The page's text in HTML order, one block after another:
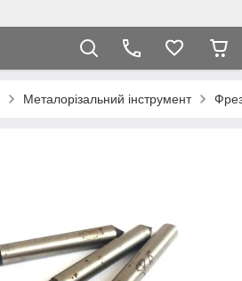
Металорізальний інструмент